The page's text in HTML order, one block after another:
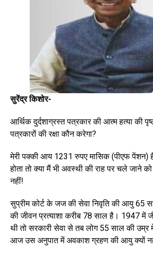
सुरेंद्र किशोर-
आर्थिक दुर्दशाग्रस्त पत्रकार की आत्म हत्या की
पत्रकारों की रक्षा कौन करेगा?
मेरी पक्की आय 1231 रुपए मासिक (पीएफ पेंशन)
होता तो क्या मैं भी अवस्थी की राह पर चले जाने
नहीं!
सुप्रीम कोर्ट के जज की सेवा निवृति की आयु 65
की जीवन प्रत्याशा करीब 78 साल है। 1947 में
थी तो सरकारी सेवा से तब लोग 55 साल की उम्र
आज उस अनुपात में अवकाश ग्रहण की आयु क्यों